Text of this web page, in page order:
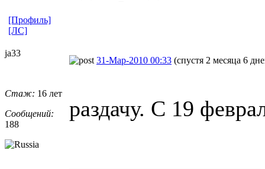
[Профиль]
[ЛС]
ja33
Стаж: 16 лет
Сообщений:
188
31-Мар-2010 00:33 (спустя 2 месяца 6
раздачу. С 19